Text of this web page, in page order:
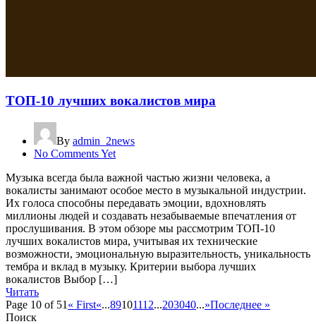
ТОП-10 лучших вокалистов мира
By admin_2news
No Comments Yet
Музыка всегда была важной частью жизни человека, а
вокалисты занимают особое место в музыкальной индустрии.
Их голоса способны передавать эмоции, вдохновлять
миллионы людей и создавать незабываемые впечатления от
прослушивания. В этом обзоре мы рассмотрим ТОП-10
лучших вокалистов мира, учитывая их технические
возможности, эмоциональную выразительность, уникальность
тембра и вклад в музыку. Критерии выбора лучших
вокалистов Выбор […]
Читать
Page 10 of 51 « First«...89101112...203040...»Последнее »
Поиск